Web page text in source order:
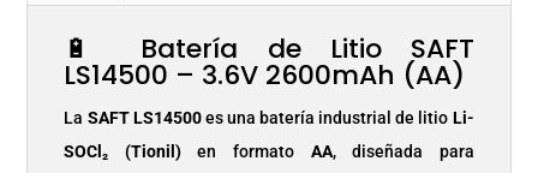
🔋 Batería de Litio SAFT
LS14500 – 3.6V 2600mAh (AA)
La SAFT LS14500es una batería industrial de litio Li-
SOCl₂ (Tionil)en formato AA, diseñada para